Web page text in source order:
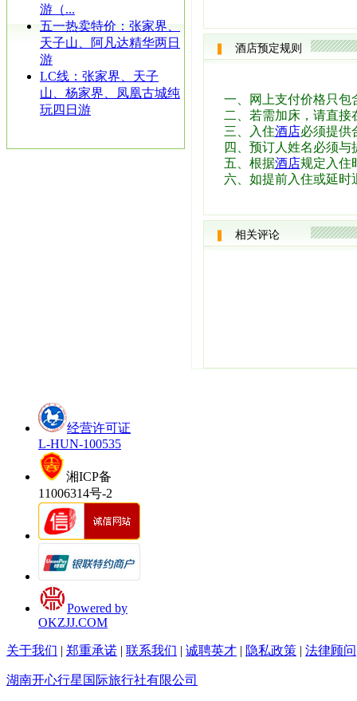
游（...
五一热卖特价：张家界、
天子山、阿凡达精华两日
游
LC线：张家界、天子
山、杨家界、凤凰古城纯
玩四日游
酒店预定规则
一、网上支付价格只包
二、若需加床，请直接
三、入住酒店必须提供
四、预订人姓名必须
五、根据酒店规定入住
六、如提前入住或延时
相关评论
经营许可证
L-HUN-100535
湘ICP备
11006314号-2
Powered by
OKZJJ.COM
关于我们 | 郑重承诺 | 联系我们 | 诚聘英才 | 隐私政策 | 法律顾问
湖南开心行星国际旅行社有限公司